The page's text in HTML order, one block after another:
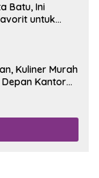
Batu, Ini
untuk
Kuliner Murah
Kantor